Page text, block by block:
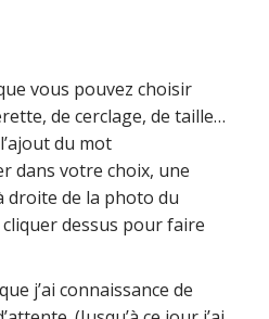
vous pouvez choisir
de cerclage, de taille…
du mot
dans votre choix, une
droite de la photo du
dessus pour faire
j’ai connaissance de